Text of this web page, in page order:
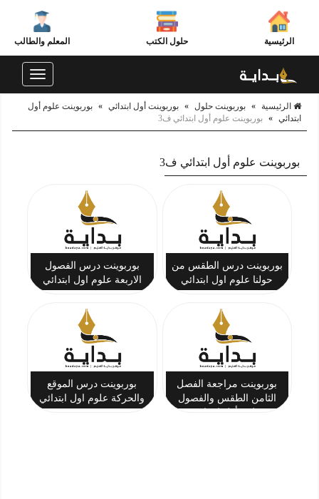
الرئيسية حلول الكتب المعلم والطالب
Toggle
الرئيسية » بوربوينت حلول » بوربوينت أول ابتدائي » بوربوينت علوم أول
ابتدائي » بوربوينت علوم أول ابتدائي ف3
بوربوينت علوم أول ابتدائي ف3
بوربوينت درس الطقس من
حولنا علوم اول ابتدائي
بوربوينت درس الفصول
الاربعة علوم اول ابتدائي
بوربوينت مراجعة الفصل
الثامن الطقس والفصول
بوربوينت درس الموقع
والحركة علوم اول ابتدائي